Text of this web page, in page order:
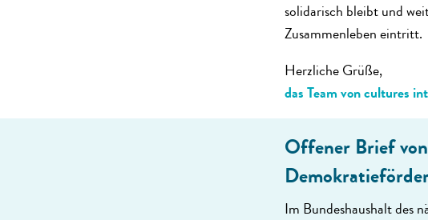
solidarisch bleibt und
Zusammenleben eintritt.
Herzliche Grüße,
das Team von cultures
Offener Brief
Im Bundeshaushalt des